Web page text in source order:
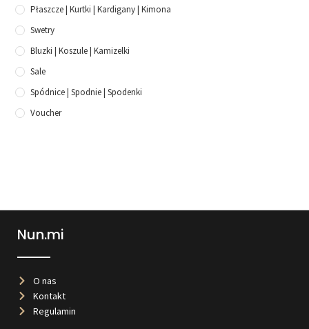
Płaszcze | Kurtki | Kardigany | Kimona
Swetry
Bluzki | Koszule | Kamizelki
Sale
Spódnice | Spodnie | Spodenki
Voucher
Nun.mi
O nas
Kontakt
Regulamin